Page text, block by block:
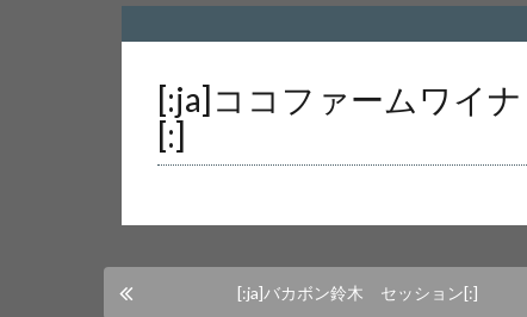
/
Warning: Attempt to read property
[:ja]ココファームワイ
[:]
[:ja]バカボン鈴木 セッション[:]